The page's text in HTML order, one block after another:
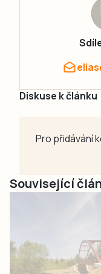
Diskuse k článku
Pro přidávání
Související